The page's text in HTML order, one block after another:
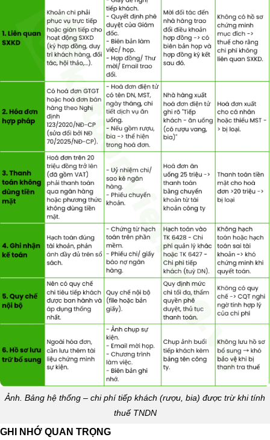
Ảnh. Bảng hệ thống – chi phí tiếp khách (rượu, bia) được trừ khi tính
thuế TNDN
GHI NHỚ QUAN TRỌNG